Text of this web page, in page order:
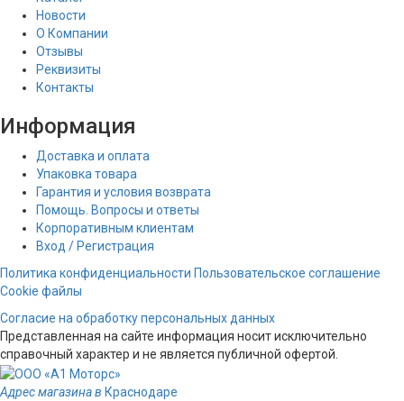
Новости
О Компании
Отзывы
Реквизиты
Контакты
Информация
Доставка и оплата
Упаковка товара
Гарантия и условия возврата
Помощь. Вопросы и ответы
Корпоративным клиентам
Вход / Регистрация
Политика конфиденциальности Пользовательское соглашение
Cookie файлы
Согласие на обработку персональных данных
Представленная на сайте информация носит исключительно
справочный характер и не является публичной офертой.
Адрес магазина в Краснодаре